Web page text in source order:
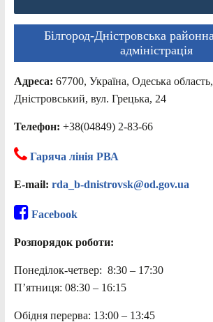
Білгород-Дністровська
адміністрація
Адреса: 67700, Україна, Одеська
Дністровський, вул. Грецька, 24
Телефон: +38(04849) 2-83-66
Гаряча лінія РВА
E-mail: rda_b-dnistrovsk@od.gov.ua
Facebook
Розпорядок роботи:
Понеділок-четвер: 8:30 – 17:30
П’ятниця: 08:30 – 16:15
Обідня перерва: 13:00 – 13:45